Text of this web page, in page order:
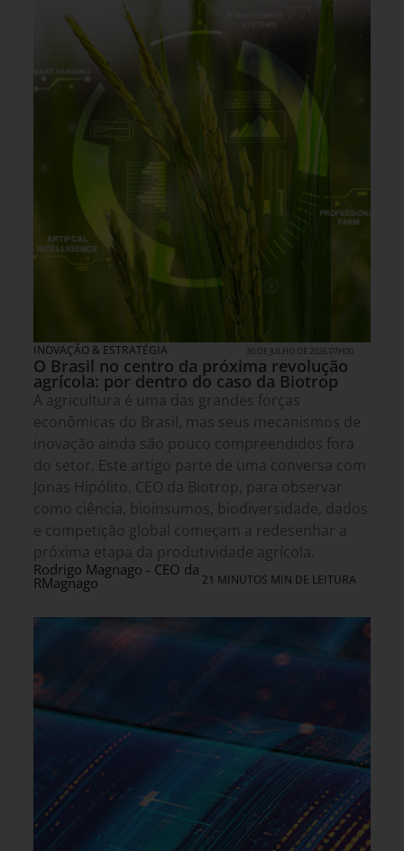
INOVAÇÃO & ESTRATÉGIA 30 DE JULHO DE 2026 07H00
O Brasil no centro da próxima revolução
agrícola: por dentro do caso da Biotrop
A agricultura é uma das grandes forças
econômicas do Brasil, mas seus mecanismos de
inovação ainda são pouco compreendidos fora
do setor. Este artigo parte de uma conversa com
Jonas Hipólito, CEO da Biotrop, para observar
como ciência, bioinsumos, biodiversidade, dados
e competição global começam a redesenhar a
próxima etapa da produtividade agrícola.
Rodrigo Magnago - CEO da
RMagnago 21 MINUTOS MIN DE LEITURA